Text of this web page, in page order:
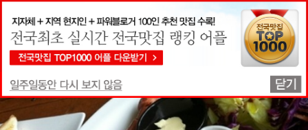
맛집상세정보